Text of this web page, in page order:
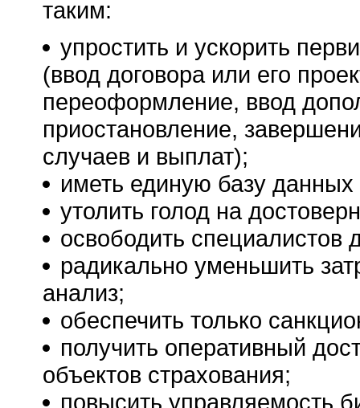
таким:
упростить и ускорить
(ввод договора или его
переоформление, ввод
приостановление,
случаев и выплат);
иметь единую базу
утолить голод на
освободить специалистов
радикально уменьшить
анализ;
обеспечить только
получить оперативный
объектов страхования;
повысить управляемость